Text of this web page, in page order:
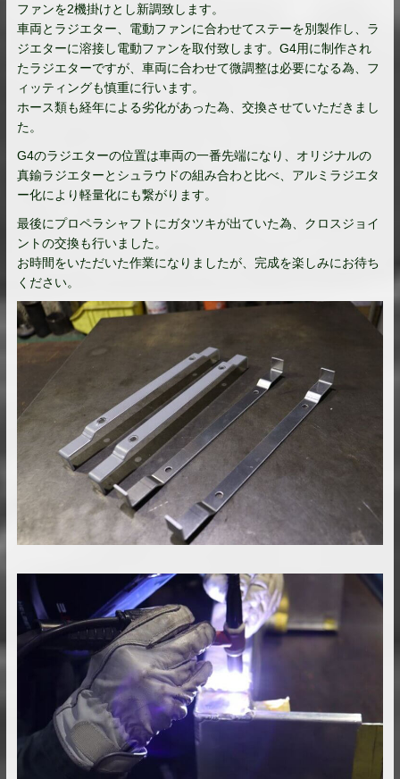
ファンを2機掛けとし新調致します。
車両とラジエター、電動ファンに合わせてステーを別製作し、ラ
ジエターに溶接し電動ファンを取付致します。G4用に制作され
たラジエターですが、車両に合わせて微調整は必要になる為、フ
ィッティングも慎重に行います。
ホース類も経年による劣化があった為、交換させていただきまし
た。
G4のラジエターの位置は車両の一番先端になり、オリジナルの
真鍮ラジエターとシュラウドの組み合わと比べ、アルミラジエタ
ー化により軽量化にも繋がります。
最後にプロペラシャフトにガタツキが出ていた為、クロスジョイ
ントの交換も行いました。
お時間をいただいた作業になりましたが、完成を楽しみにお待ち
ください。